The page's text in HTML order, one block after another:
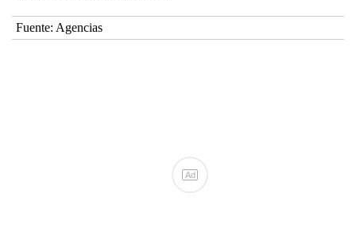
Fuente: Agencias
Ad